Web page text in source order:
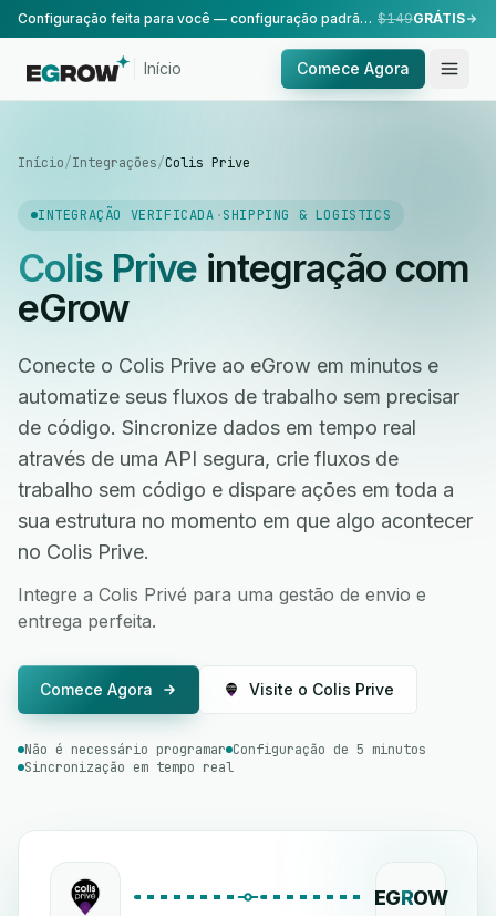
Configuração feita para você — configuração padrão, realizada pela nossa equipe. $149GRÁTIS
Início Comece Agora
Início/Integrações/Colis Prive
INTEGRAÇÃO VERIFICADA ·SHIPPING & LOGISTICS
Colis Priveintegração com
eGrow
Conecte o Colis Prive ao eGrow em minutos e
automatize seus fluxos de trabalho sem precisar
de código. Sincronize dados em tempo real
através de uma API segura, crie fluxos de
trabalho sem código e dispare ações em toda a
sua estrutura no momento em que algo acontecer
no Colis Prive.
Integre a Colis Privé para uma gestão de envio e
entrega perfeita.
Comece Agora Visite o Colis Prive
Não é necessário programar Configuração de 5 minutos
Sincronização em tempo real
EGROW